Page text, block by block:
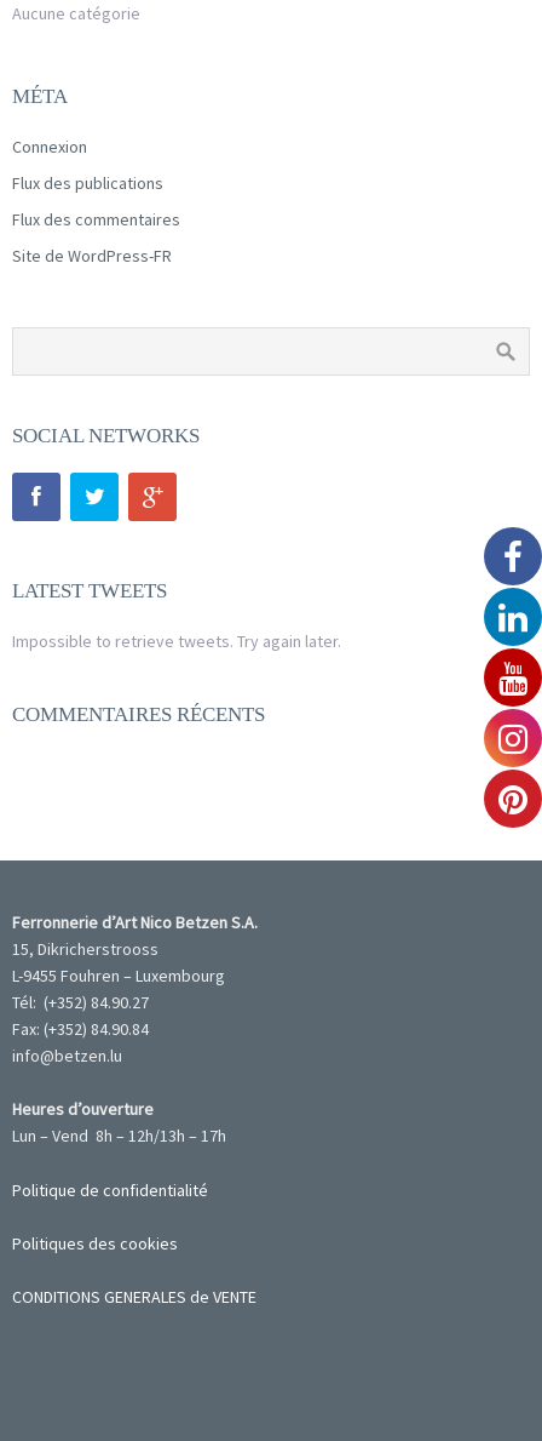
Aucune catégorie
MÉTA
Connexion
Flux des publications
Flux des commentaires
Site de WordPress-FR
SOCIAL NETWORKS
LATEST TWEETS
Impossible to retrieve tweets. Try again later.
COMMENTAIRES RÉCENTS
Ferronnerie d’Art Nico Betzen S.A.
15, Dikricherstrooss
L-9455 Fouhren – Luxembourg
Tél: (+352) 84.90.27
Fax: (+352) 84.90.84
info@betzen.lu
Heures d’ouverture
Lun – Vend 8h – 12h/13h – 17h
Politique de confidentialité
Politiques des cookies
CONDITIONS GENERALES de VENTE